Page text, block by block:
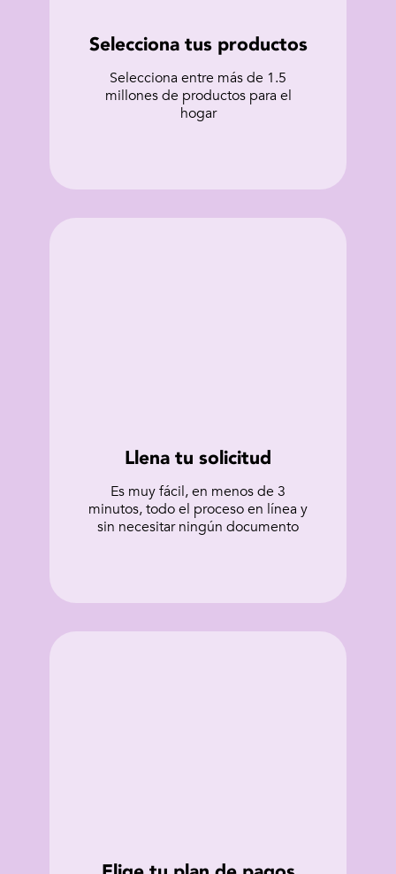
Selecciona tus productos
Selecciona entre más de 1.5
millones de productos para el
hogar
Llena tu solicitud
Es muy fácil, en menos de 3
minutos, todo el proceso en línea y
sin necesitar ningún documento